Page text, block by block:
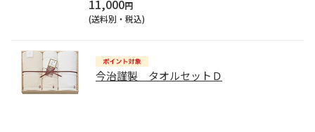
11,000円
(送料別・税込)
今治謹製 タオルセットＤ